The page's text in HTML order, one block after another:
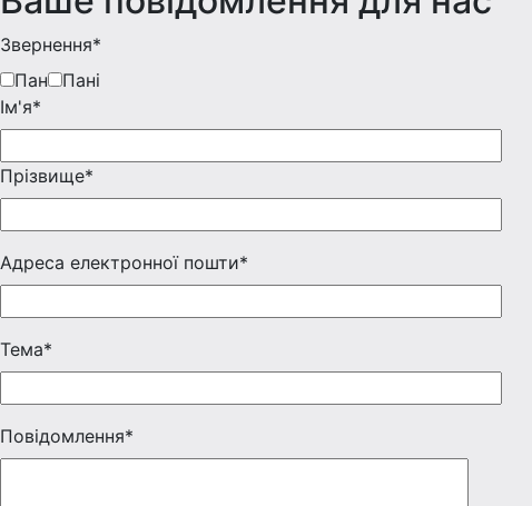
Звернення*
Пан
Пані
Iм'я*
Прізвище*
Адреса електронної пошти*
Тема*
Повідомлення*